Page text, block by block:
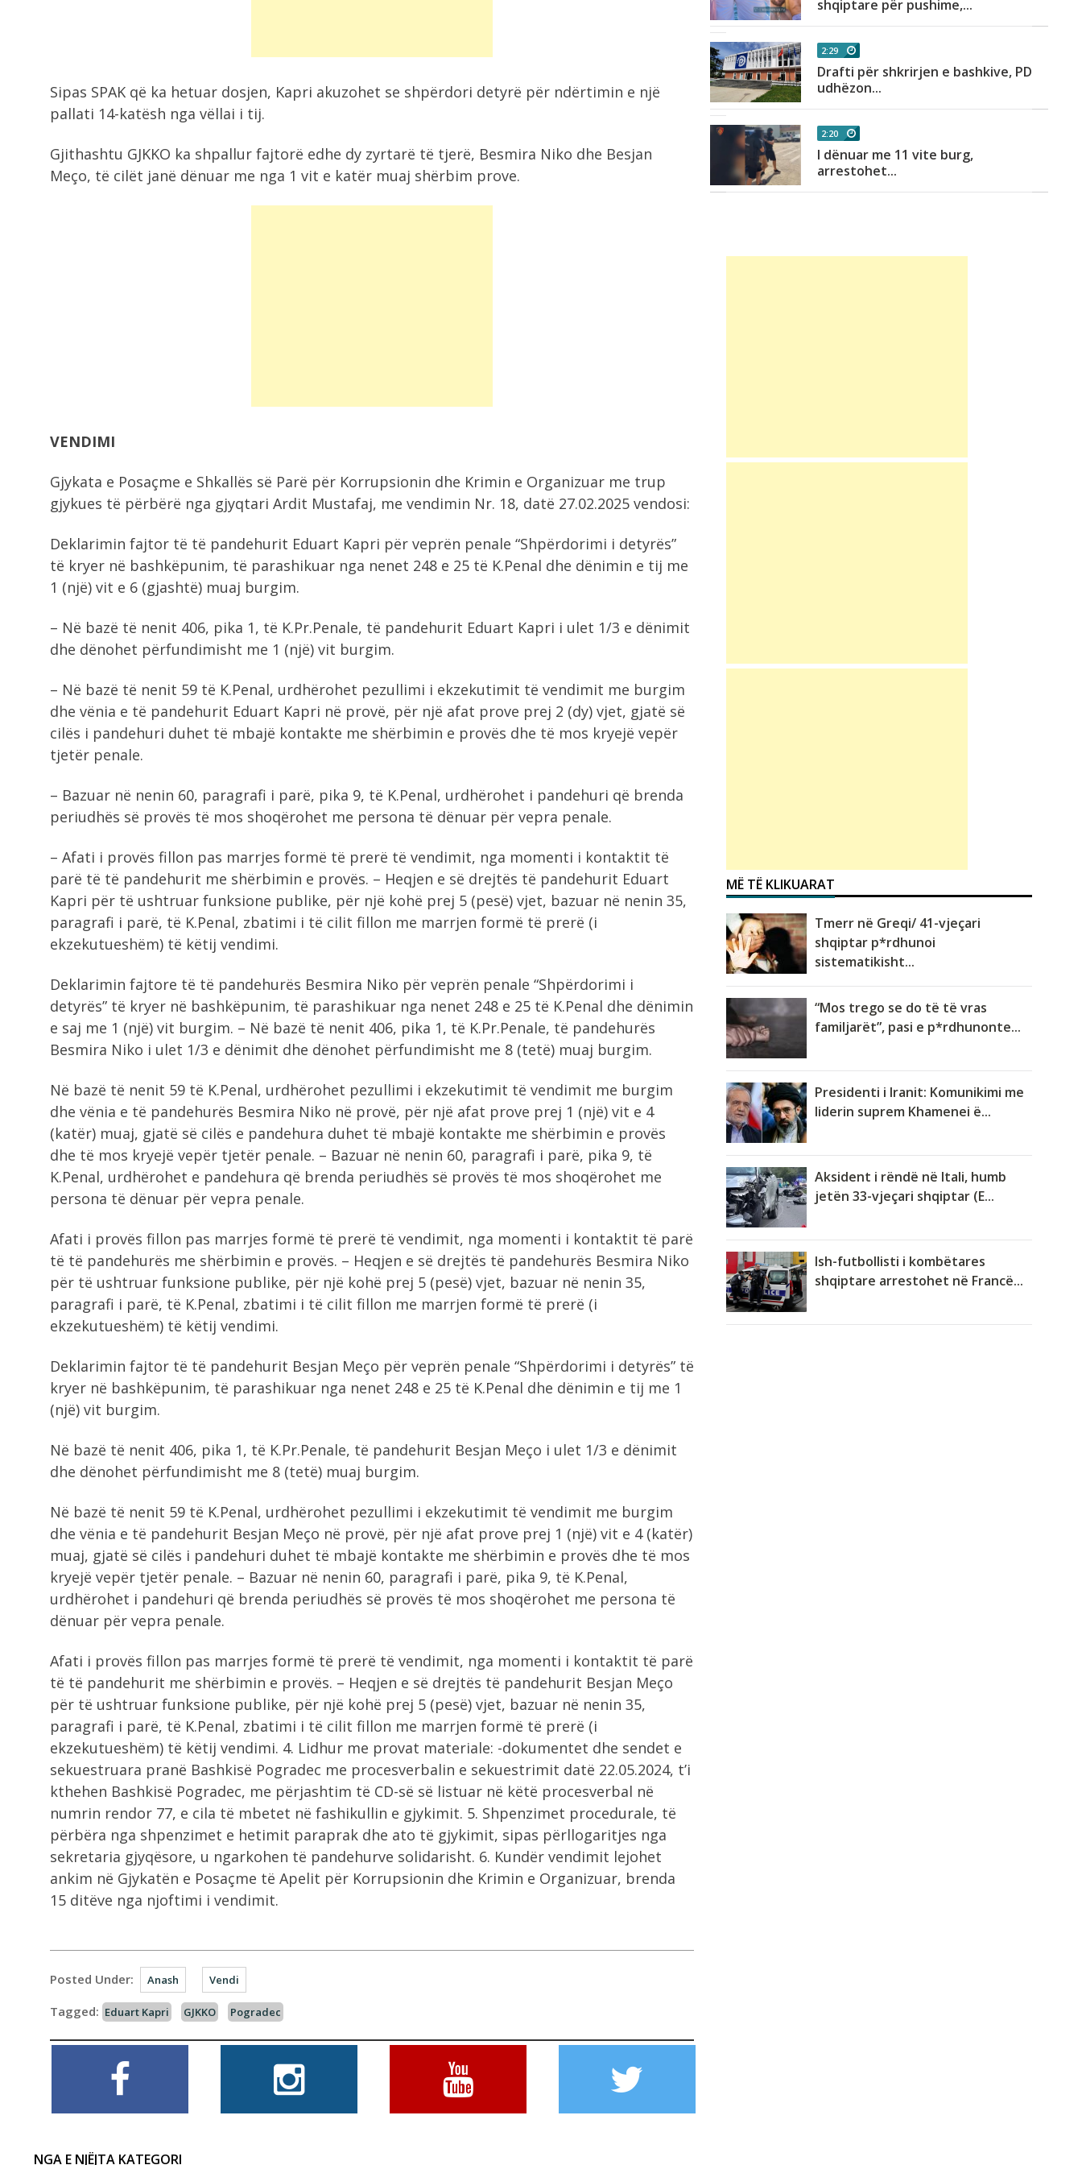
Sipas SPAK që ka hetuar dosjen, Kapri akuzohet se shpërdori detyrë për ndërtimin e një
pallati 14-katësh nga vëllai i tij.
Gjithashtu GJKKO ka shpallur fajtorë edhe dy zyrtarë të tjerë, Besmira Niko dhe Besjan
Meço, të cilët janë dënuar me nga 1 vit e katër muaj shërbim prove.
VENDIMI
Gjykata e Posaçme e Shkallës së Parë për Korrupsionin dhe Krimin e Organizuar me trup
gjykues të përbërë nga gjyqtari Ardit Mustafaj, me vendimin Nr. 18, datë 27.02.2025 vendosi:
Deklarimin fajtor të të pandehurit Eduart Kapri për veprën penale “Shpërdorimi i detyrës”
të kryer në bashkëpunim, të parashikuar nga nenet 248 e 25 të K.Penal dhe dënimin e tij me
1 (një) vit e 6 (gjashtë) muaj burgim.
– Në bazë të nenit 406, pika 1, të K.Pr.Penale, të pandehurit Eduart Kapri i ulet 1/3 e dënimit
dhe dënohet përfundimisht me 1 (një) vit burgim.
– Në bazë të nenit 59 të K.Penal, urdhërohet pezullimi i ekzekutimit të vendimit me burgim
dhe vënia e të pandehurit Eduart Kapri në provë, për një afat prove prej 2 (dy) vjet, gjatë së
cilës i pandehuri duhet të mbajë kontakte me shërbimin e provës dhe të mos kryejë vepër
tjetër penale.
– Bazuar në nenin 60, paragrafi i parë, pika 9, të K.Penal, urdhërohet i pandehuri që brenda
periudhës së provës të mos shoqërohet me persona të dënuar për vepra penale.
– Afati i provës fillon pas marrjes formë të prerë të vendimit, nga momenti i kontaktit të
parë të të pandehurit me shërbimin e provës. – Heqjen e së drejtës të pandehurit Eduart
Kapri për të ushtruar funksione publike, për një kohë prej 5 (pesë) vjet, bazuar në nenin 35,
paragrafi i parë, të K.Penal, zbatimi i të cilit fillon me marrjen formë të prerë (i
ekzekutueshëm) të këtij vendimi.
Deklarimin fajtore të të pandehurës Besmira Niko për veprën penale “Shpërdorimi i
detyrës” të kryer në bashkëpunim, të parashikuar nga nenet 248 e 25 të K.Penal dhe dënimin
e saj me 1 (një) vit burgim. – Në bazë të nenit 406, pika 1, të K.Pr.Penale, të pandehurës
Besmira Niko i ulet 1/3 e dënimit dhe dënohet përfundimisht me 8 (tetë) muaj burgim.
Në bazë të nenit 59 të K.Penal, urdhërohet pezullimi i ekzekutimit të vendimit me burgim
dhe vënia e të pandehurës Besmira Niko në provë, për një afat prove prej 1 (një) vit e 4
(katër) muaj, gjatë së cilës e pandehura duhet të mbajë kontakte me shërbimin e provës
dhe të mos kryejë vepër tjetër penale. – Bazuar në nenin 60, paragrafi i parë, pika 9, të
K.Penal, urdhërohet e pandehura që brenda periudhës së provës të mos shoqërohet me
persona të dënuar për vepra penale.
Afati i provës fillon pas marrjes formë të prerë të vendimit, nga momenti i kontaktit të parë
të të pandehurës me shërbimin e provës. – Heqjen e së drejtës të pandehurës Besmira Niko
për të ushtruar funksione publike, për një kohë prej 5 (pesë) vjet, bazuar në nenin 35,
paragrafi i parë, të K.Penal, zbatimi i të cilit fillon me marrjen formë të prerë (i
ekzekutueshëm) të këtij vendimi.
Deklarimin fajtor të të pandehurit Besjan Meço për veprën penale “Shpërdorimi i detyrës” të
kryer në bashkëpunim, të parashikuar nga nenet 248 e 25 të K.Penal dhe dënimin e tij me 1
(një) vit burgim.
Në bazë të nenit 406, pika 1, të K.Pr.Penale, të pandehurit Besjan Meço i ulet 1/3 e dënimit
dhe dënohet përfundimisht me 8 (tetë) muaj burgim.
Në bazë të nenit 59 të K.Penal, urdhërohet pezullimi i ekzekutimit të vendimit me burgim
dhe vënia e të pandehurit Besjan Meço në provë, për një afat prove prej 1 (një) vit e 4 (katër)
muaj, gjatë së cilës i pandehuri duhet të mbajë kontakte me shërbimin e provës dhe të mos
kryejë vepër tjetër penale. – Bazuar në nenin 60, paragrafi i parë, pika 9, të K.Penal,
urdhërohet i pandehuri që brenda periudhës së provës të mos shoqërohet me persona të
dënuar për vepra penale.
Afati i provës fillon pas marrjes formë të prerë të vendimit, nga momenti i kontaktit të parë
të të pandehurit me shërbimin e provës. – Heqjen e së drejtës të pandehurit Besjan Meço
për të ushtruar funksione publike, për një kohë prej 5 (pesë) vjet, bazuar në nenin 35,
paragrafi i parë, të K.Penal, zbatimi i të cilit fillon me marrjen formë të prerë (i
ekzekutueshëm) të këtij vendimi. 4. Lidhur me provat materiale: -dokumentet dhe sendet e
sekuestruara pranë Bashkisë Pogradec me procesverbalin e sekuestrimit datë 22.05.2024, t’i
kthehen Bashkisë Pogradec, me përjashtim të CD-së së listuar në këtë procesverbal në
numrin rendor 77, e cila të mbetet në fashikullin e gjykimit. 5. Shpenzimet procedurale, të
përbëra nga shpenzimet e hetimit paraprak dhe ato të gjykimit, sipas përllogaritjes nga
sekretaria gjyqësore, u ngarkohen të pandehurve solidarisht. 6. Kundër vendimit lejohet
ankim në Gjykatën e Posaçme të Apelit për Korrupsionin dhe Krimin e Organizuar, brenda
15 ditëve nga njoftimi i vendimit.
Posted Under: Anash Vendi
Tagged: Eduart Kapri GJKKO Pogradec
NGA E NJËJTA KATEGORI
mendor në...
Ngërçi për presidentin në Kosovë,
Kurti kërkon...
11:16
Grabitja e argjendarisë në Paskuqan,
autorët vodhën...
“Nuk dua të bëhet si Biden”, Trump...
shqiptare për pushime,...
2:29
Drafti për shkrirjen e bashkive, PD
udhëzon...
2:20
I dënuar me 11 vite burg,
arrestohet...
MË TË KLIKUARAT
Tmerr në Greqi/ 41-vjeçari
shqiptar p*rdhunoi
sistematikisht...
“Mos trego se do të të vras
familjarët”, pasi e p*rdhunonte...
Presidenti i Iranit: Komunikimi me
liderin suprem Khamenei ë...
Aksident i rëndë në Itali, humb
jetën 33-vjeçari shqiptar (E...
Ish-futbollisti i kombëtares
shqiptare arrestohet në Francë...